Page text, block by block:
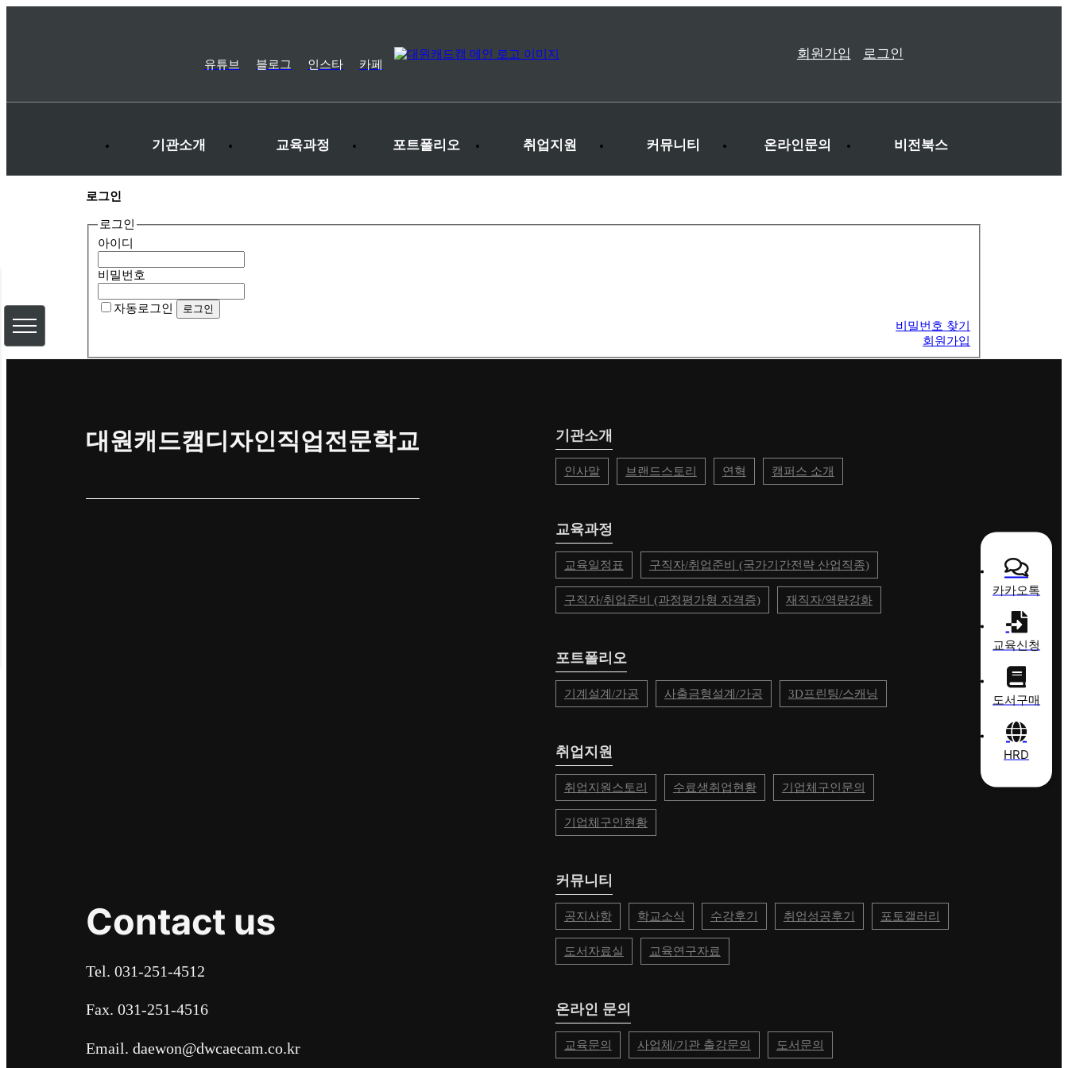
카카오톡
교육신청
도서구매
HRD
유튜브 블로그 인스타 카페
회원가입 로그인
기관소개 교육과정 포트폴리오 취업지원 커뮤니티 온라인문의 비전북스
로그인
로그인
아이디
비밀번호
자동로그인
비밀번호 찾기
회원가입
대원캐드캠디자인직업전문학교
Contact us
Tel. 031-251-4512
Fax. 031-251-4516
Email. daewon@dwcaecam.co.kr
기관소개
인사말 브랜드스토리 연혁 캠퍼스 소개
교육과정
교육일정표 구직자/취업준비 (국가기간전략 산업직종)
구직자/취업준비 (과정평가형 자격증) 재직자/역량강화
포트폴리오
기계설계/가공 사출금형설계/가공 3D프린팅/스캐닝
취업지원
취업지원스토리 수료생취업현황 기업체구인문의
기업체구인현황
커뮤니티
공지사항 학교소식 수강후기 취업성공후기 포토갤러리
도서자료실 교육연구자료
온라인 문의
교육문의 사업체/기관 출강문의 도서문의